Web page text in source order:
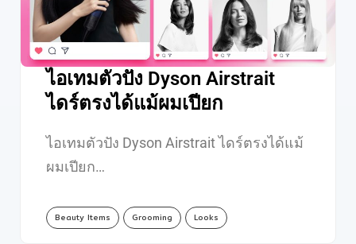
ไอเทมตัวปัง Dyson Airstrait
ไดร์ตรงได้แม้ผมเปียก
ไอเทมตัวปัง Dyson Airstrait ไดร์ตรงได้แม้
ผมเปียก…
Beauty Items Grooming Looks